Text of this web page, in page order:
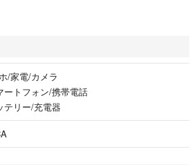
/家電/カメラ
ートフォン/携帯電話
テリー/充電器